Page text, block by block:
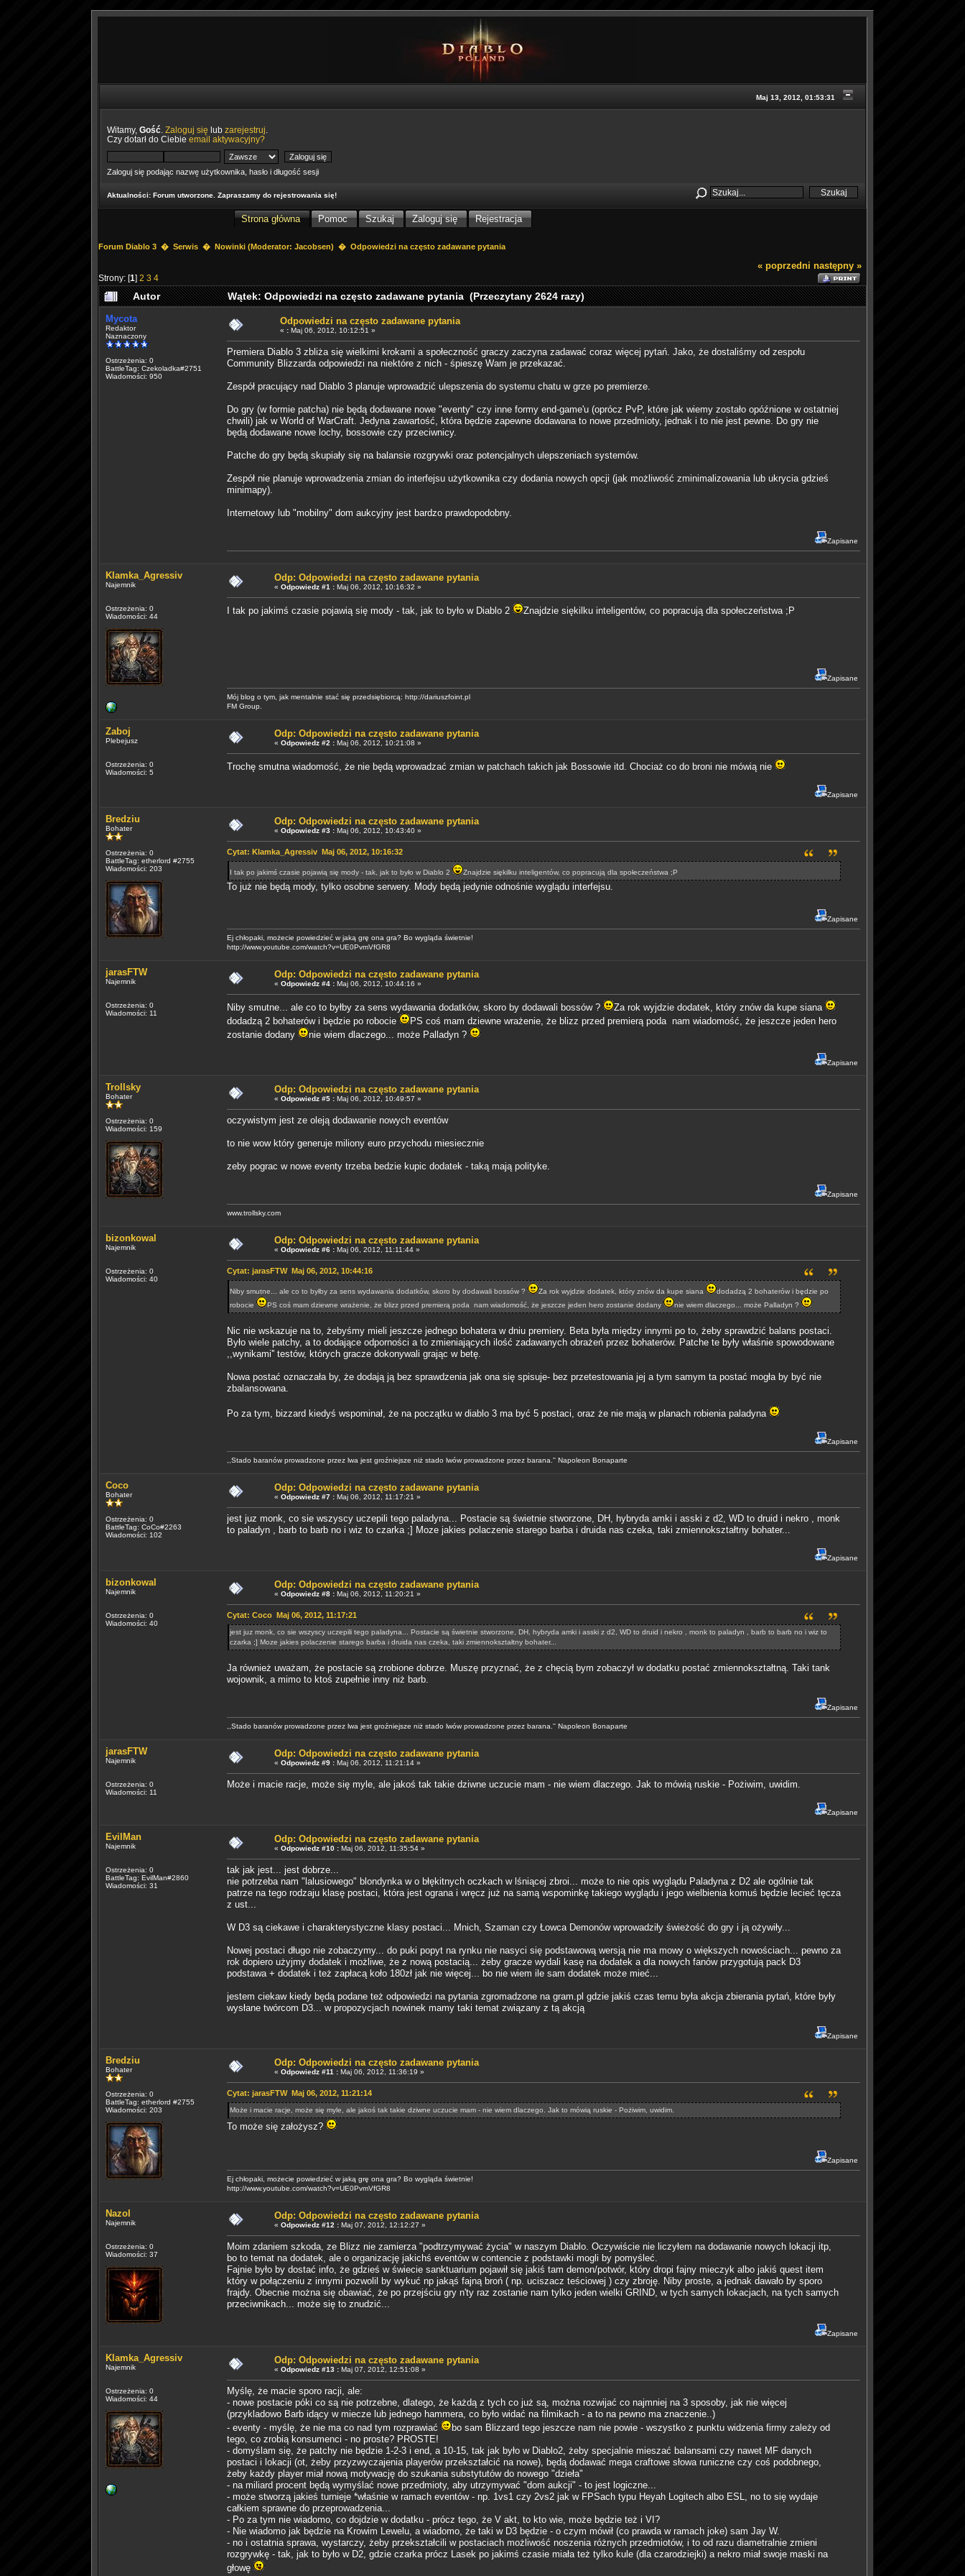
Maj 13, 2012, 01:53:31
Witamy, Gość Zaloguj się lub zarejestruj
Czy dotarł do Ciebie email aktywacyjny?
Zaloguj się podając nazwę użytkownika, hasło i długość sesji
Aktualności: Forum utworzone. Zapraszamy do rejestrowania się!
Strona główna Pomoc Szukaj Zaloguj się Rejestracja
Forum Diablo 3 � Serwis � Nowinki (Moderator: Jacobsen) � Odpowiedzi na często zadawane pytania
Strony: [1] 2 3 4
« poprzedni następny »
Autor Wątek: Odpowiedzi na często zadawane pytania (Przeczytany 2624 razy)
Mycota
Redaktor
Naznaczony
Ostrzeżenia: 0
BattleTag: Czekoladka#2751
Wiadomości: 950
Odpowiedzi na często zadawane pytania
« : Maj 06, 2012, 10:12:51 »
Premiera Diablo 3 zbliża się wielkimi krokami a społeczność graczy zaczyna zadawać coraz więcej pytań. Jako, że dostaliśmy od zespołu
Community Blizzarda odpowiedzi na niektóre z nich - śpieszę Wam je przekazać.
Zespół pracujący nad Diablo 3 planuje wprowadzić ulepszenia do systemu chatu w grze po premierze.
Do gry (w formie patcha) nie będą dodawane nowe "eventy" czy inne formy end-game'u (oprócz PvP, które jak wiemy zostało opóźnione w ostatniej
chwili) jak w World of WarCraft. Jedyna zawartość, która będzie zapewne dodawana to nowe przedmioty, jednak i to nie jest pewne. Do gry nie
będą dodawane nowe lochy, bossowie czy przeciwnicy.
Patche do gry będą skupiały się na balansie rozgrywki oraz potencjalnych ulepszeniach systemów.
Zespół nie planuje wprowadzenia zmian do interfejsu użytkownika czy dodania nowych opcji (jak możliwość zminimalizowania lub ukrycia gdzieś
minimapy).
Internetowy lub "mobilny" dom aukcyjny jest bardzo prawdopodobny.
Zapisane
Klamka_Agressiv
Najemnik
Ostrzeżenia: 0
Wiadomości: 44
Odp: Odpowiedzi na często zadawane pytania
« Odpowiedz #1 : Maj 06, 2012, 10:16:32 »
I tak po jakimś czasie pojawią się mody - tak, jak to było w Diablo 2 Znajdzie siękilku inteligentów, co popracują dla społeczeństwa ;P
Zapisane
Mój blog o tym, jak mentalnie stać się przedsiębiorcą: http://dariuszfoint.pl
FM Group.
Zaboj
Plebejusz
Ostrzeżenia: 0
Wiadomości: 5
Odp: Odpowiedzi na często zadawane pytania
« Odpowiedz #2 : Maj 06, 2012, 10:21:08 »
Trochę smutna wiadomość, że nie będą wprowadzać zmian w patchach takich jak Bossowie itd. Chociaż co do broni nie mówią nie
Zapisane
Bredziu
Bohater
Ostrzeżenia: 0
BattleTag: etherlord #2755
Wiadomości: 203
Odp: Odpowiedzi na często zadawane pytania
« Odpowiedz #3 : Maj 06, 2012, 10:43:40 »
Cytat: Klamka_Agressiv Maj 06, 2012, 10:16:32
I tak po jakimś czasie pojawią się mody - tak, jak to było w Diablo 2 Znajdzie siękilku inteligentów, co popracują dla społeczeństwa ;P
To już nie będą mody, tylko osobne serwery. Mody będą jedynie odnośnie wyglądu interfejsu.
Zapisane
Ej chłopaki, możecie powiedzieć w jaką grę ona gra? Bo wygląda świetnie!
http://www.youtube.com/watch?v=UE0PvmVfGR8
jarasFTW
Najemnik
Ostrzeżenia: 0
Wiadomości: 11
Odp: Odpowiedzi na często zadawane pytania
« Odpowiedz #4 : Maj 06, 2012, 10:44:16 »
Niby smutne... ale co to byłby za sens wydawania dodatków, skoro by dodawali bossów ?
Za rok wyjdzie dodatek, który znów da kupe siana
dodadzą 2 bohaterów i będzie po robocie
PS coś mam dziewne wrażenie, że blizz przed premierą poda nam wiadomość, że jeszcze jeden hero
zostanie dodany
nie wiem dlaczego... może Palladyn ?
Zapisane
Trollsky
Bohater
Ostrzeżenia: 0
Wiadomości: 159
Odp: Odpowiedzi na często zadawane pytania
« Odpowiedz #5 : Maj 06, 2012, 10:49:57 »
oczywistym jest ze oleją dodawanie nowych eventów
to nie wow który generuje miliony euro przychodu miesiecznie
zeby pograc w nowe eventy trzeba bedzie kupic dodatek - taką mają polityke.
Zapisane
www.trollsky.com
bizonkowal
Najemnik
Ostrzeżenia: 0
Wiadomości: 40
Odp: Odpowiedzi na często zadawane pytania
« Odpowiedz #6 : Maj 06, 2012, 11:11:44 »
Cytat: jarasFTW Maj 06, 2012, 10:44:16
Niby smutne... ale co to byłby za sens wydawania dodatków, skoro by dodawali bossów ? Za rok wyjdzie dodatek, który znów da kupe siana
dodadzą 2 bohaterów i będzie po
robocie
PS coś mam dziewne wrażenie, że blizz przed premierą poda nam wiadomość, że jeszcze jeden hero zostanie dodany nie wiem dlaczego... może Palladyn ?
Nic nie wskazuje na to, żebyśmy mieli jeszcze jednego bohatera w dniu premiery. Beta była między innymi po to, żeby sprawdzić balans postaci.
Było wiele patchy, a to dodające odporności a to zmieniających ilość zadawanych obrażeń przez bohaterów. Patche te były właśnie spowodowane
,,wynikami'' testów, których gracze dokonywali grając w betę.
Nowa postać oznaczała by, że dodają ją bez sprawdzenia jak ona się spisuje- bez przetestowania jej a tym samym ta postać mogła by być nie
zbalansowana.
Po za tym, bizzard kiedyś wspominał, że na początku w diablo 3 ma być 5 postaci, oraz że nie mają w planach robienia paladyna
Zapisane
,,Stado baranów prowadzone przez lwa jest groźniejsze niż stado lwów prowadzone przez barana.'' Napoleon Bonaparte
Coco
Bohater
Ostrzeżenia: 0
BattleTag: CoCo#2263
Wiadomości: 102
Odp: Odpowiedzi na często zadawane pytania
« Odpowiedz #7 : Maj 06, 2012, 11:17:21 »
jest juz monk, co sie wszyscy uczepili tego paladyna... Postacie są świetnie stworzone, DH, hybryda amki i asski z d2, WD to druid i nekro , monk
to paladyn , barb to barb no i wiz to czarka ;] Moze jakies polaczenie starego barba i druida nas czeka, taki zmiennokształtny bohater...
Zapisane
bizonkowal
Najemnik
Ostrzeżenia: 0
Wiadomości: 40
Odp: Odpowiedzi na często zadawane pytania
« Odpowiedz #8 : Maj 06, 2012, 11:20:21 »
Cytat: Coco Maj 06, 2012, 11:17:21
jest juz monk, co sie wszyscy uczepili tego paladyna... Postacie są świetnie stworzone, DH, hybryda amki i asski z d2, WD to druid i nekro , monk to paladyn , barb to barb no i wiz to
czarka ;] Moze jakies polaczenie starego barba i druida nas czeka, taki zmiennokształtny bohater...
Ja również uważam, że postacie są zrobione dobrze. Muszę przyznać, że z chęcią bym zobaczył w dodatku postać zmiennokształtną. Taki tank
wojownik, a mimo to ktoś zupełnie inny niż barb.
Zapisane
,,Stado baranów prowadzone przez lwa jest groźniejsze niż stado lwów prowadzone przez barana.'' Napoleon Bonaparte
jarasFTW
Najemnik
Ostrzeżenia: 0
Wiadomości: 11
Odp: Odpowiedzi na często zadawane pytania
« Odpowiedz #9 : Maj 06, 2012, 11:21:14 »
Może i macie racje, może się myle, ale jakoś tak takie dziwne uczucie mam - nie wiem dlaczego. Jak to mówią ruskie - Pożiwim, uwidim.
Zapisane
EvilMan
Najemnik
Ostrzeżenia: 0
BattleTag: EvilMan#2860
Wiadomości: 31
Odp: Odpowiedzi na często zadawane pytania
« Odpowiedz #10 : Maj 06, 2012, 11:35:54 »
tak jak jest... jest dobrze...
nie potrzeba nam "lalusiowego" blondynka w o błękitnych oczkach w lśniącej zbroi... może to nie opis wyglądu Paladyna z D2 ale ogólnie tak
patrze na tego rodzaju klasę postaci, która jest ograna i wręcz już na samą wspominkę takiego wyglądu i jego wielbienia komuś będzie lecieć tęcza
z ust...
W D3 są ciekawe i charakterystyczne klasy postaci... Mnich, Szaman czy Łowca Demonów wprowadziły świeżość do gry i ją ożywiły...
Nowej postaci długo nie zobaczymy... do puki popyt na rynku nie nasyci się podstawową wersją nie ma mowy o większych nowościach... pewno za
rok dopiero użyjmy dodatek i możliwe, że z nową postacią... żeby gracze wydali kasę na dodatek a dla nowych fanów przygotują pack D3
podstawa + dodatek i też zapłacą koło 180zł jak nie więcej... bo nie wiem ile sam dodatek może mieć...
jestem ciekaw kiedy będą podane też odpowiedzi na pytania zgromadzone na gram.pl gdzie jakiś czas temu była akcja zbierania pytań, które były
wysłane twórcom D3... w propozycjach nowinek mamy taki temat związany z tą akcją
Zapisane
Bredziu
Bohater
Ostrzeżenia: 0
BattleTag: etherlord #2755
Wiadomości: 203
Odp: Odpowiedzi na często zadawane pytania
« Odpowiedz #11 : Maj 06, 2012, 11:36:19 »
Cytat: jarasFTW Maj 06, 2012, 11:21:14
Może i macie racje, może się myle, ale jakoś tak takie dziwne uczucie mam - nie wiem dlaczego. Jak to mówią ruskie - Pożiwim, uwidim.
To może się założysz?
Zapisane
Ej chłopaki, możecie powiedzieć w jaką grę ona gra? Bo wygląda świetnie!
http://www.youtube.com/watch?v=UE0PvmVfGR8
Nazol
Najemnik
Ostrzeżenia: 0
Wiadomości: 37
Odp: Odpowiedzi na często zadawane pytania
« Odpowiedz #12 : Maj 07, 2012, 12:12:27 »
Moim zdaniem szkoda, ze Blizz nie zamierza "podtrzymywać życia" w naszym Diablo. Oczywiście nie liczyłem na dodawanie nowych lokacji itp,
bo to temat na dodatek, ale o organizację jakichś eventów w contencie z podstawki mogli by pomyśleć.
Fajnie było by dostać info, że gdzieś w świecie sanktuarium pojawił się jakiś tam demon/potwór, który dropi fajny mieczyk albo jakiś quest item
który w połączeniu z innymi pozwolil by wykuć np jakąś fajną broń ( np. uciszacz teściowej ) czy zbroję. Niby proste, a jednak dawało by sporo
frajdy. Obecnie można się obawiać, że po przejściu gry n'ty raz zostanie nam tylko jeden wielki GRIND, w tych samych lokacjach, na tych samych
przeciwnikach... może się to znudzić...
Zapisane
Klamka_Agressiv
Najemnik
Ostrzeżenia: 0
Wiadomości: 44
Odp: Odpowiedzi na często zadawane pytania
« Odpowiedz #13 : Maj 07, 2012, 12:51:08 »
Myślę, że macie sporo racji, ale:
- nowe postacie póki co są nie potrzebne, dlatego, że każdą z tych co już są, można rozwijać co najmniej na 3 sposoby, jak nie więcej
(przykladowo Barb idący w miecze lub jednego hammera, co było widać na filmikach - a to na pewno ma znaczenie..)
- eventy - myślę, że nie ma co nad tym rozprawiać
bo sam Blizzard tego jeszcze nam nie powie - wszystko z punktu widzenia firmy zależy od
tego, co zrobią konsumenci - no proste? PROSTE!
- domyślam się, że patchy nie będzie 1-2-3 i end, a 10-15, tak jak było w Diablo2, żeby specjalnie mieszać balansami czy nawet MF danych
postaci i lokacji (ot, żeby przyzwyczajenia playerów przekształcić na nowe), będą dodawać mega craftowe słowa runiczne czy coś podobnego,
żeby każdy player miał nową motywację do szukania substytutów do nowego "dzieła"
- na miliard procent będą wymyślać nowe przedmioty, aby utrzymywać "dom aukcji" - to jest logiczne...
- może stworzą jakieś turnieje *właśnie w ramach eventów - np. 1vs1 czy 2vs2 jak w FPSach typu Heyah Logitech albo ESL, no to się wydaje
całkiem sprawne do przeprowadzenia...
- Po za tym nie wiadomo, co dojdzie w dodatku - prócz tego, że V akt, to kto wie, może będzie też i VI?
- Nie wiadomo jak będzie na Krowim Lewelu, a wiadomo, że taki w D3 będzie - o czym mówił (co prawda w ramach joke) sam Jay W.
- no i ostatnia sprawa, wystarczy, żeby przekształcili w postaciach możliwość noszenia różnych przedmiotów, i to od razu diametralnie zmieni
rozgrywkę - tak, jak to było w D2, gdzie czarka prócz Lasek po jakimś czasie miała też tylko kule (dla czarodziejki) a nekro miał swoje maski na
głowę